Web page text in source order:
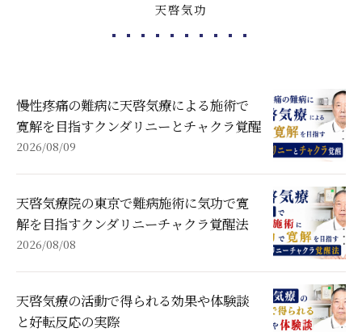
天啓気功
慢性疼痛の難病に天啓気療による施術で
寛解を目指すクンダリニーとチャクラ覚醒
2026/08/09
天啓気療院の東京で難病施術に気功で寛
解を目指すクンダリニーチャクラ覚醒法
2026/08/08
天啓気療の活動で得られる効果や体験談
と好転反応の実際